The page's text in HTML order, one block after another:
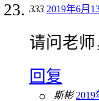
333 2019年6月
请问老
回复
斯彬 2019